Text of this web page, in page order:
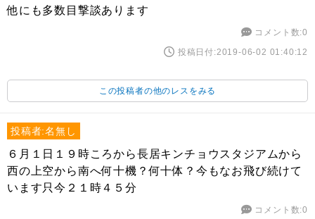
他にも多数目撃談あります
コメント数:0
投稿日付:2019-06-02 01:40:12
この投稿者の他のレスをみる
投稿者:名無し
６月１日１９時ころから長居キンチョウスタジアムから
西の上空から南へ何十機？何十体？今もなお飛び続けて
います只今２１時４５分
コメント数:0